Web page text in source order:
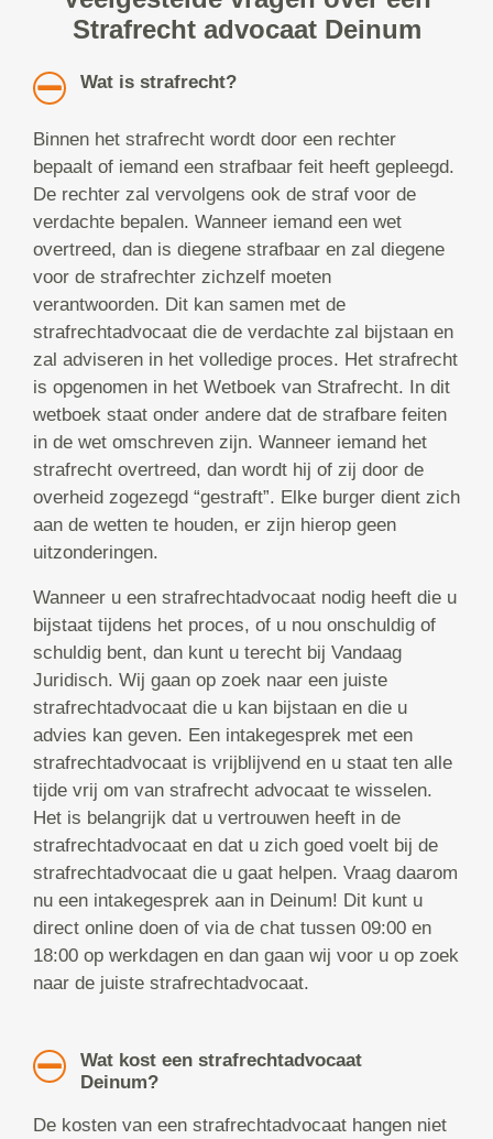
Strafrecht advocaat Deinum
Wat is strafrecht?
Binnen het strafrecht wordt door een rechter
bepaalt of iemand een strafbaar feit heeft gepleegd.
De rechter zal vervolgens ook de straf voor de
verdachte bepalen. Wanneer iemand een wet
overtreed, dan is diegene strafbaar en zal diegene
voor de strafrechter zichzelf moeten
verantwoorden. Dit kan samen met de
strafrechtadvocaat die de verdachte zal bijstaan en
zal adviseren in het volledige proces. Het strafrecht
is opgenomen in het Wetboek van Strafrecht. In dit
wetboek staat onder andere dat de strafbare feiten
in de wet omschreven zijn. Wanneer iemand het
strafrecht overtreed, dan wordt hij of zij door de
overheid zogezegd “gestraft”. Elke burger dient zich
aan de wetten te houden, er zijn hierop geen
uitzonderingen.
Wanneer u een strafrechtadvocaat nodig heeft die u
bijstaat tijdens het proces, of u nou onschuldig of
schuldig bent, dan kunt u terecht bij Vandaag
Juridisch. Wij gaan op zoek naar een juiste
strafrechtadvocaat die u kan bijstaan en die u
advies kan geven. Een intakegesprek met een
strafrechtadvocaat is vrijblijvend en u staat ten alle
tijde vrij om van strafrecht advocaat te wisselen.
Het is belangrijk dat u vertrouwen heeft in de
strafrechtadvocaat en dat u zich goed voelt bij de
strafrechtadvocaat die u gaat helpen. Vraag daarom
nu een intakegesprek aan in Deinum! Dit kunt u
direct online doen of via de chat tussen 09:00 en
18:00 op werkdagen en dan gaan wij voor u op zoek
naar de juiste strafrechtadvocaat.
Wat kost een strafrechtadvocaat
Deinum?
De kosten van een strafrechtadvocaat hangen niet